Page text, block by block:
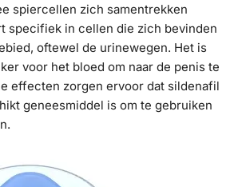
spiercellen zich samentrekken
specifiek in cellen die zich bevinden
oftewel de urinewegen. Het is
voor het bloed om naar de penis te
effecten zorgen ervoor dat sildenafil
geneesmiddel is om te gebruiken